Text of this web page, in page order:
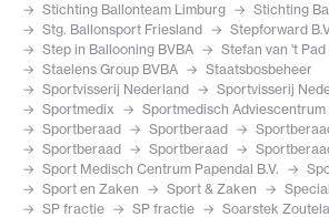
Stichting Ballonteam Limburg
Stichting
Stg. Ballonsport Friesland
Stepforward
Step in Ballooning BVBA
Stefan van 't
Staelens Group BVBA
Staatsbosbeheer
Sportvisserij Nederland
Sportvisserij
Sportmedix
Sportmedisch
Sportberaad
Sportberaad
Sportberaad
Sportberaad
Sport Medisch Centrum Papendal B.V.
Sport en Zaken
Sport & Zaken
SP fractie
SP fractie
Soarstek